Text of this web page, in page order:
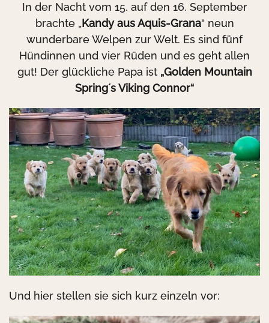
In der Nacht vom 15. auf den 16. September
brachte „Kandy aus Aquis-Grana“ neun
wunderbare Welpen zur Welt. Es sind fünf
Hündinnen und vier Rüden und es geht allen
gut! Der glückliche Papa ist „Golden Mountain
Spring´s Viking Connor“
Und hier stellen sie sich kurz einzeln vor: